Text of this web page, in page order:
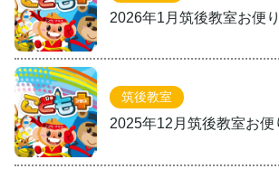
2026年1月筑後教室お便り
筑後教室
2025年12月筑後教室お便